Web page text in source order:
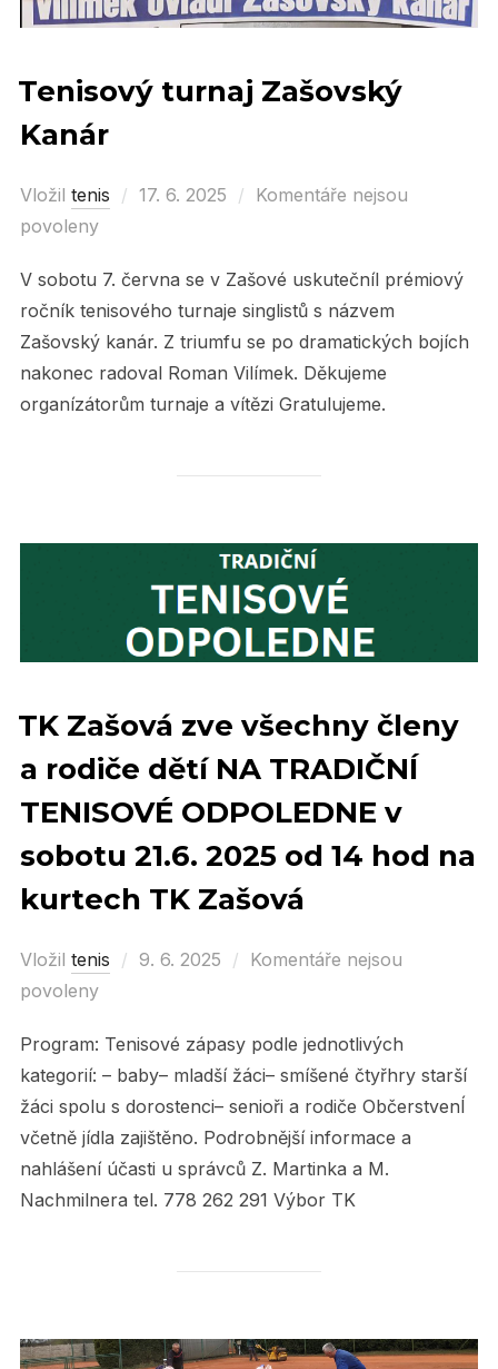
Tenisový turnaj Zašovský
Kanár
Vložil tenis
Posted
17. 6. 2025
Komentáře nejsou
povoleny
V sobotu 7. června se v Zašové uskutečníl prémiový
ročník tenisového turnaje singlistů s názvem
Zašovský kanár. Z triumfu se po dramatických bojích
nakonec radoval Roman Vilímek. Děkujeme
organízátorům turnaje a vítězi Gratulujeme.
TK Zašová zve všechny členy
a rodiče dětí NA TRADIČNÍ
TENISOVÉ ODPOLEDNE v
sobotu 21.6. 2025 od 14 hod na
kurtech TK Zašová
Vložil tenis
Posted
9. 6. 2025
Komentáře nejsou
povoleny
Program: Tenisové zápasy podle jednotlivých
kategorií: – baby– mladší žáci– smíšené čtyřhry starší
žáci spolu s dorostenci– senioři a rodiče ObčerstvenÍ
včetně jídla zajištěno. Podrobnější informace a
nahlášení účasti u správců Z. Martinka a M.
Nachmilnera tel. 778 262 291 Výbor TK